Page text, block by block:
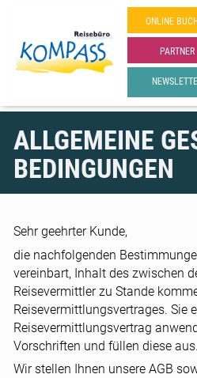
ONLINE­
PARTNER
ALLGEMEINE
BEDIN­GUN­GEN
Sehr geehrter Kunde,
die nachfolgenden
vereinbart, Inhalt des zwischen
Reisevermittler zu Stande
Reisevermittlungsvertrages. Sie
Reisevermittlungsvertrag
Vorschriften und füllen diese aus.
Wir stellen Ihnen unsere AGB